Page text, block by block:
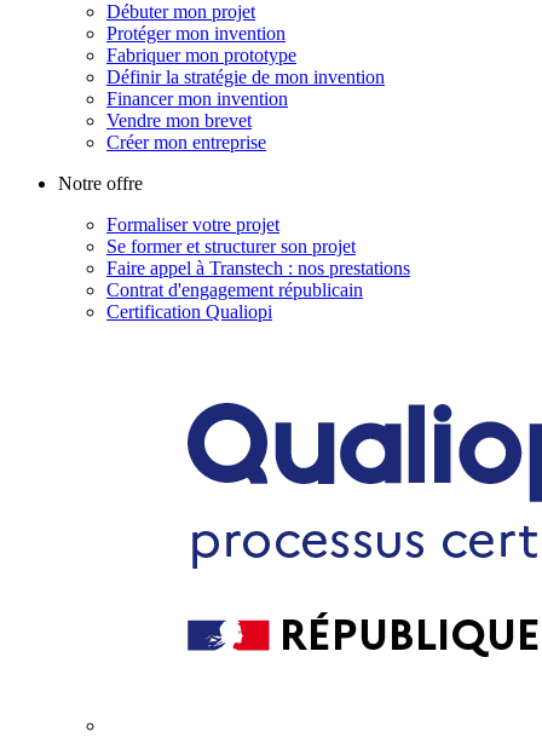
Débuter mon projet
Protéger mon invention
Fabriquer mon prototype
Définir la stratégie de mon invention
Financer mon invention
Vendre mon brevet
Créer mon entreprise
Notre offre
Formaliser votre projet
Se former et structurer son projet
Faire appel à Transtech : nos prestations
Contrat d'engagement républicain
Certification Qualiopi